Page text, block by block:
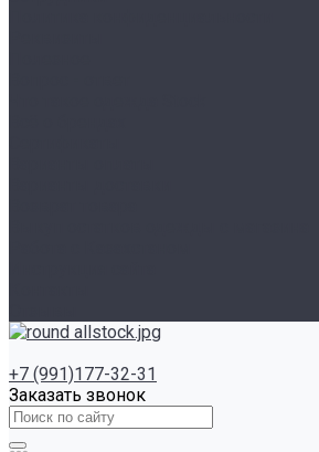
+7 (991)177-32-31
Заказать звонок